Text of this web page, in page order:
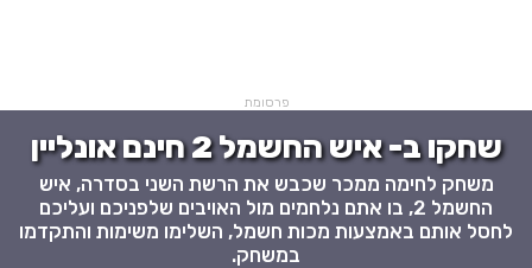
פרסומת
שחקו ב- איש החשמל 2 חינם אונליין
משחק לחימה ממכר שכבש את הרשת השני בסדרה, איש
החשמל 2, בו אתם נלחמים מול האויבים שלפניכם ועליכם
לחסל אותם באמצעות מכות חשמל, השלימו משימות והתקדמו
במשחק.